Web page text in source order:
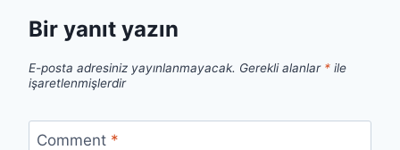
Bir yanıt yazın
E-posta adresiniz yayınlanmayacak. Gerekli alanlar * ile
işaretlenmişlerdir
Comment *